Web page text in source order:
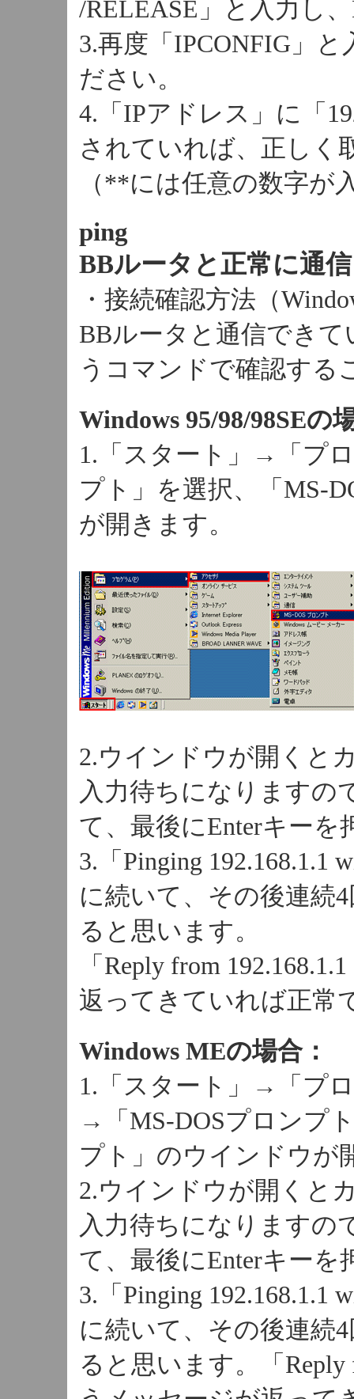
/RELEASE」と入力し
3.再度「IPCONFIG」
ださい。
4.「IPアドレス」に「
されていれば、正しく
（**には任意の数字が
ping
BBルータと正常に通
・接続確認方法（
BBルータと通信でき
うコマンドで確認する
Windows 95/98/98SEの
1.「スタート」→「プ
プト」を選択、「MS-
が開きます。
2.ウインドウが開くと
入力待ちになりますの
て、最後にEnterキーを
3.「Pinging
に続いて、その後連続
ると思います。
「Reply from
返ってきていれば正常
Windows MEの場合：
1.「スタート」→「プ
→「MS-DOSプロンプ
プト」のウインドウが
2.ウインドウが開くと
入力待ちになりますの
て、最後にEnterキーを
3.「Pinging
に続いて、その後連続
ると思います。「Reply